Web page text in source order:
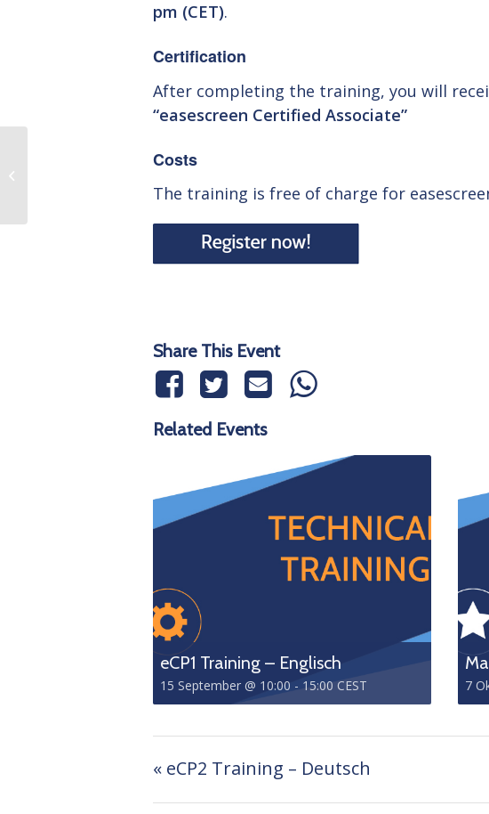
pm (CET).
Certification
After completing the training, you will
“easescreen Certified Associate”
Costs
The training is free of charge for
Share This Event
Related Events
eCP1 Training – Englisch
15 September @ 10:00 - 15:00 CEST 7
« eCP2 Training – Deutsch